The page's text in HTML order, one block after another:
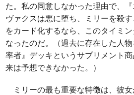
た。私の同意しなかった理由で、
ヴァクスは悪に堕ち、ミリーを殺
をカード化するなら、このタイミ
なったのだ。（過去に存在した人
率者』デッキというサプリメント
来は予想できなかった。）
ミリーの最も重要な特徴は、彼